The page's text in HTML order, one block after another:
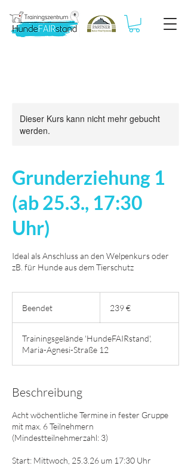
Dieser Kurs kann nicht mehr gebucht
werden.
Grunderziehung 1
(ab 25.3., 17:30
Uhr)
Ideal als Anschluss an den Welpenkurs oder
zB. für Hunde aus dem Tierschutz
Beendet
n
d
e
239 €
Trainingsgelände 'HundeFAIRstand',
Maria-Agnesi-Straße 12
Beschreibung
Acht wöchentliche Termine in fester Gruppe
mit max. 6 Teilnehmern
(Mindestteilnehmerzahl: 3)
Start: Mittwoch, 25.3.26 um 17:30 Uhr